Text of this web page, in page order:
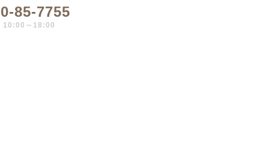
85-7755
～18:00